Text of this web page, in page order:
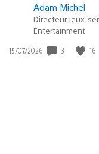
Adam Michel
Directeur Jeux-
Entertainment
Date
15/07/2026 3 16